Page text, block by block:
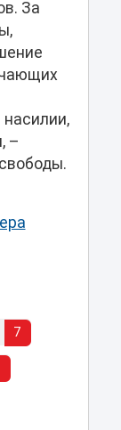
За
насилии,
–
7